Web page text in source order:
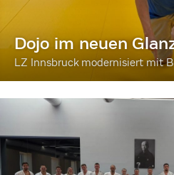
Dojo im neuen
LZ Innsbruck modernisiert mit